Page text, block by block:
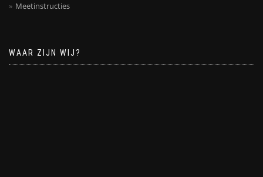
Meetinstructies
WAAR ZIJN WIJ?